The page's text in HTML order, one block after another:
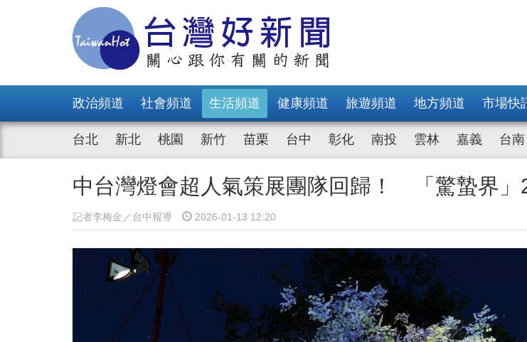
政治頻道 社會頻道 生活頻道 健康頻道 旅遊頻道 地方頻道 市場快
台北 新北 桃園 新竹 苗栗 台中 彰化 南投 雲林 嘉義 台南
中台灣燈會超人氣策展團隊回歸！ 「驚蟄界」
記者李梅金／台中報導 2026-01-13 12:20